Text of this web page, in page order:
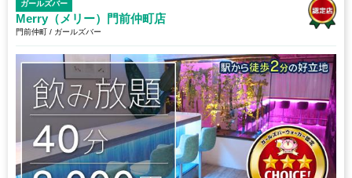
ガールズバー
Merry（メリー）門前仲町店
門前仲町 / ガールズバー